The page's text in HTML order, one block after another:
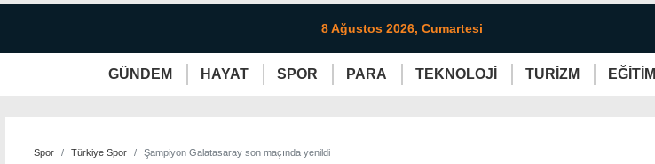
8 Ağustos 2026, Cumartesi
GÜNDEM HAYAT SPOR PARA TEKNOLOJİ TURİZM EĞİTİM
Spor Türkiye Spor Şampiyon Galatasaray son maçında yenildi